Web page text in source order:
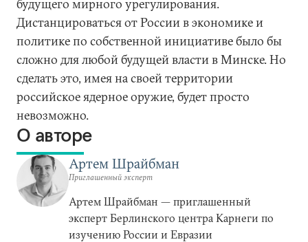
будущего мирного урегулирования.
Дистанцироваться от России в экономике и
политике по собственной инициативе было бы
сложно для любой будущей власти в Минске. Но
сделать это, имея на своей территории
российское ядерное оружие, будет просто
невозможно.
О авторе
Артем Шрайбман
Приглашенный эксперт
Артем Шрайбман — приглашенный
эксперт Берлинского центра Карнеги по
изучению России и Евразии